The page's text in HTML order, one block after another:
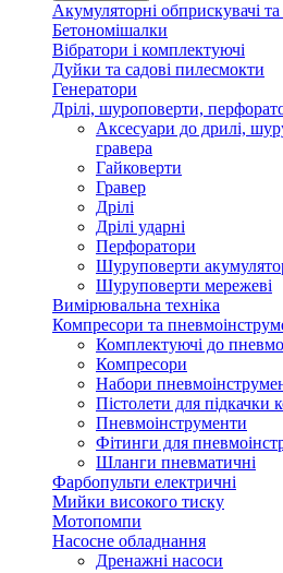
Акумуляторні обприскувачі
Бетономішалки
Вібратори і комплектуючі
Дуйки та садові пилесмокти
Генератори
Дрілі, шуроповерти,
Аксесуари до дрилі,
гравера
Гайковерти
Гравер
Дрілі
Дрілі ударні
Перфоратори
Шуруповерти
Шуруповерти мережеві
Вимірювальна техніка
Компресори та
Комплектуючі до
Компресори
Набори
Пістолети для підкачки
Пневмоінструменти
Фітинги для
Шланги пневматичні
Фарбопульти електричні
Мийки високого тиску
Мотопомпи
Насосне обладнання
Дренажні насоси